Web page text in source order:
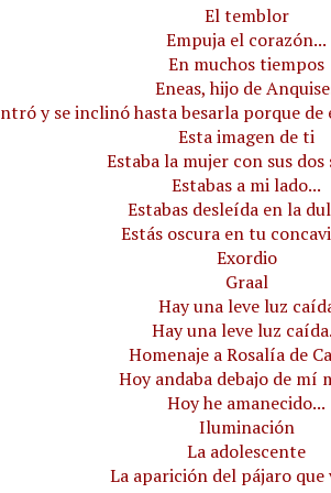
El temblor
Empuja el corazón...
En muchos tiempos
Eneas, hijo de
y se inclinó hasta besarla porque
Esta imagen de ti
Estaba la mujer con sus dos
Estabas a mi lado...
Estabas desleída en la
Estás oscura en tu
Exordio
Graal
Hay una leve luz
Hay una leve luz
Homenaje a Rosalía de
Hoy andaba debajo de mí
Hoy he amanecido...
Iluminación
La adolescente
La aparición del pájaro que